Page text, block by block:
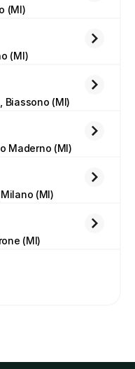
(MI)
(MI)
Biassono (MI)
Maderno (MI)
(MI)
(MI)